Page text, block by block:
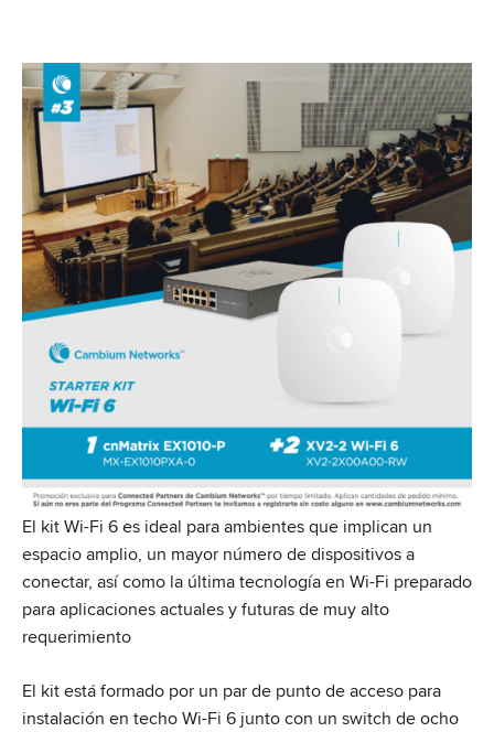
El kit Wi-Fi 6 es ideal para ambientes que implican un
espacio amplio, un mayor número de dispositivos a
conectar, así como la última tecnología en Wi-Fi preparado
para aplicaciones actuales y futuras de muy alto
requerimiento
El kit está formado por un par de punto de acceso para
instalación en techo Wi-Fi 6 junto con un switch de ocho